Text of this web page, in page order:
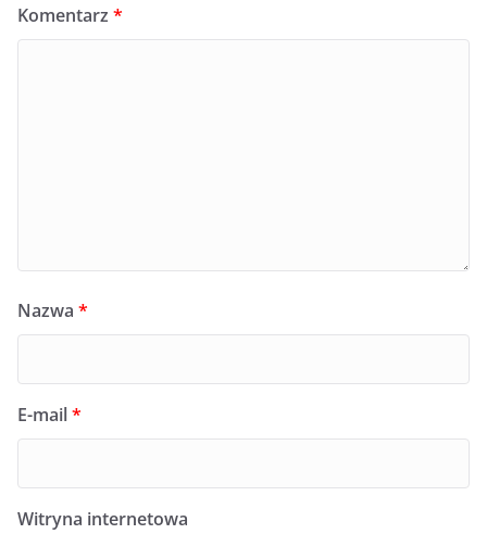
Komentarz *
Nazwa *
E-mail*
Witryna internetowa